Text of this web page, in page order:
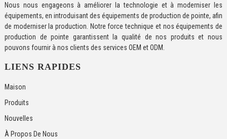
Nous nous engageons à améliorer la technologie et à moderniser les
équipements, en introduisant des équipements de production de pointe, afin
de moderniser la production. Notre force technique et nos équipements de
production de pointe garantissent la qualité de nos produits et nous
pouvons fournir à nos clients des services OEM et ODM.
LIENS RAPIDES
Maison
Produits
Nouvelles
À Propos De Nous